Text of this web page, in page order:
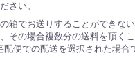
さい。
箱でお送りすることができな
その場合複数分の送料を頂く
便での配送を選択された場